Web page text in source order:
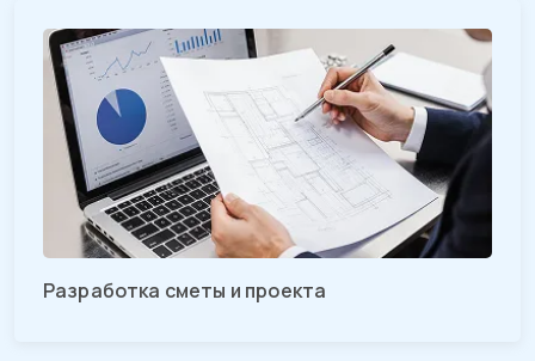
Разработка сметы и проекта